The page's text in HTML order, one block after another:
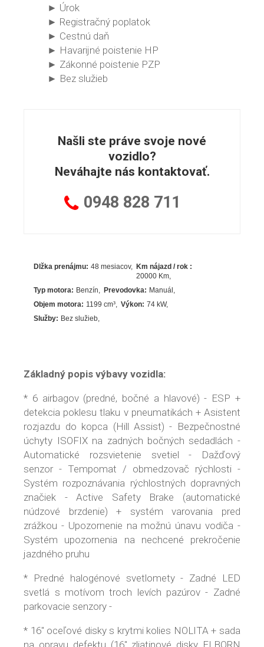
► Úrok
► Registračný poplatok
► Cestnú daň
► Havarijné poistenie HP
► Zákonné poistenie PZP
► Bez služieb
Našli ste práve svoje nové
vozidlo?
Neváhajte nás kontaktovať.
0948 828 711
Dlžka prenájmu: 48 mesiacov
Km nájazd / rok :
20000 Km
Typ motora: Benzín Prevodovka: Manuál
Objem motora: 1199cm³ Výkon: 74 kW
Služby: Bez služieb
Základný popis výbavy vozidla:
* 6 airbagov (predné, bočné a hlavové) - ESP +
detekcia poklesu tlaku v pneumatikách + Asistent
rozjazdu do kopca (Hill Assist) - Bezpečnostné
úchyty ISOFIX na zadných bočných sedadlách -
Automatické rozsvietenie svetiel - Dažďový
senzor - Tempomat / obmedzovač rýchlosti -
Systém rozpoznávania rýchlostných dopravných
značiek - Active Safety Brake (automatické
núdzové brzdenie) + systém varovania pred
zrážkou - Upozornenie na možnú únavu vodiča -
Systém upozornenia na nechcené prekročenie
jazdného pruhu
* Predné halogénové svetlomety - Zadné LED
svetlá s motívom troch levích pazúrov - Zadné
parkovacie senzory -
* 16" oceľové disky s krytmi kolies NOLITA + sada